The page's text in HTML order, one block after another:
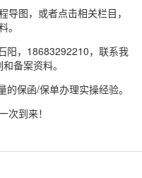
图，或者点击相关栏目，
。
阳，18683292210，联系我
和备案资料。
保函/保单办理实操经验。
次到来！